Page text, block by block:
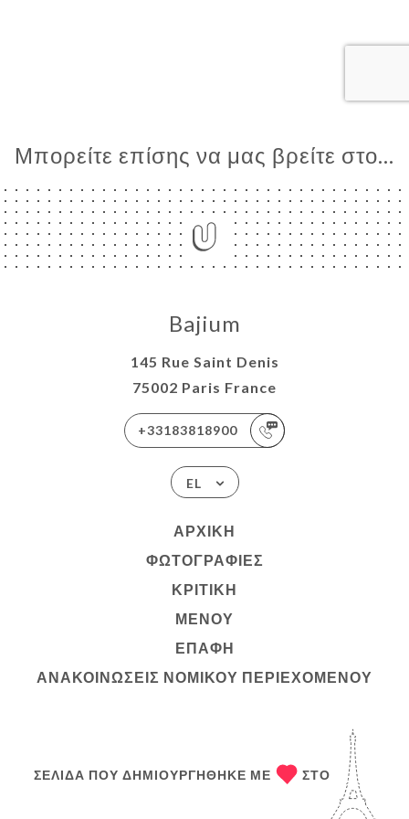
Μπορείτε επίσης να μας βρείτε στο...
Bajium
145 Rue Saint Denis
75002 Paris France
+33183818900
EL
ΑΡΧΙΚΉ
ΦΩΤΟΓΡΑΦΊΕΣ
ΚΡΙΤΙΚΉ
ΜΕΝΟΎ
ΕΠΑΦΉ
ΑΝΑΚΟΙΝΏΣΕΙΣ ΝΟΜΙΚΟΎ ΠΕΡΙΕΧΟΜΈΝΟΥ
ΣΕΛΊΔΑ ΠΟΥ ΔΗΜΙΟΥΡΓΉΘΗΚΕ ΜΕ ΣΤΟ